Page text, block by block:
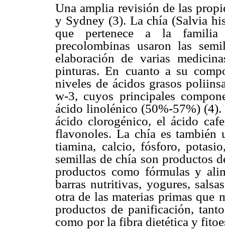
Una amplia revisión de las
y Sydney (3). La chía (Salvia
que pertenece a la familia
precolombinas usaron las
elaboración de varias
pinturas. En cuanto a su
niveles de ácidos grasos
w-3, cuyos principales
ácido linolénico (50%-57%) (4).
ácido clorogénico, el ácido
flavonoles. La chía es también
tiamina, calcio, fósforo,
semillas de chía son productos
productos como fórmulas y
barras nutritivas, yogures,
otra de las materias primas que
productos de panificación,
como por la fibra dietética y